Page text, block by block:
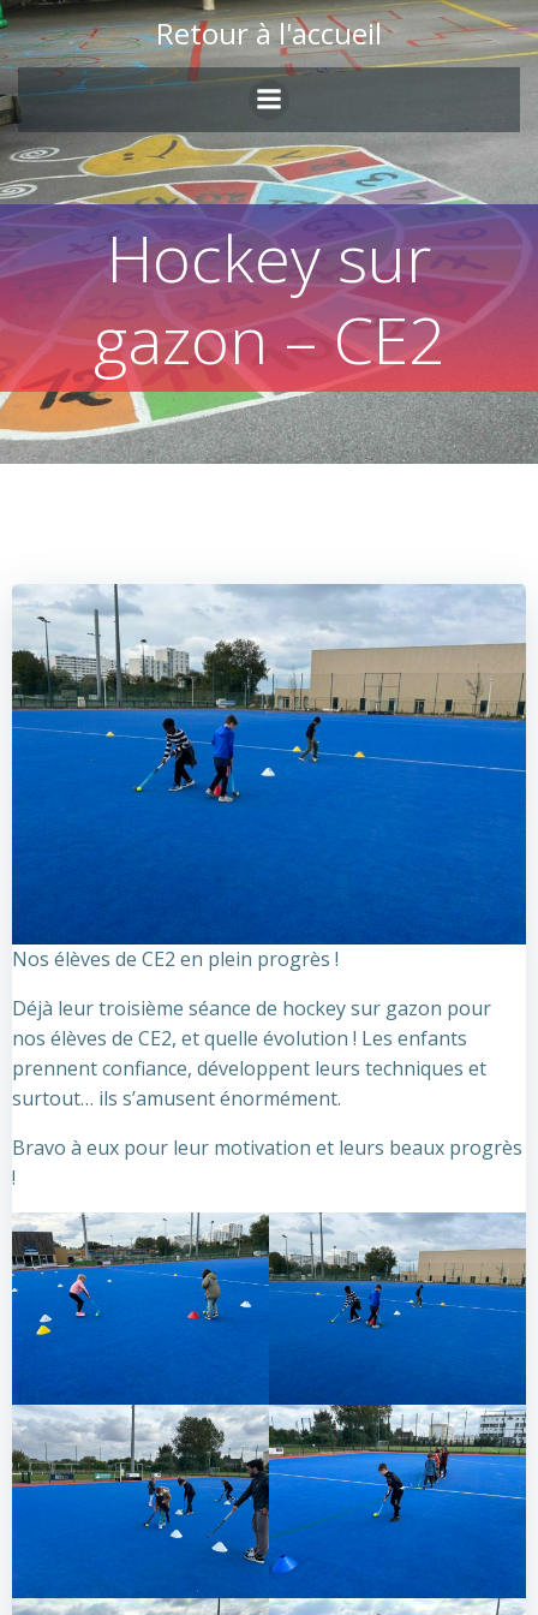
Skip
to
content
Retour à l'accueil
Hockey sur
gazon – CE2
Nos élèves de CE2 en plein progrès !
Déjà leur troisième séance de hockey sur gazon pour
nos élèves de CE2, et quelle évolution ! Les enfants
prennent confiance, développent leurs techniques et
surtout… ils s’amusent énormément.
Bravo à eux pour leur motivation et leurs beaux progrès
!